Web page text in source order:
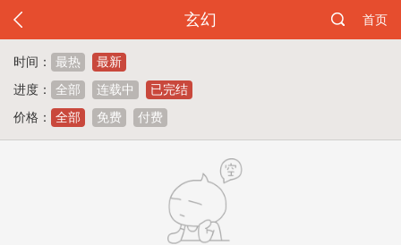
玄幻 首页
时间： 最热
最新
进度：
全部 连载中
已完结
价格：
全部 免费 付费